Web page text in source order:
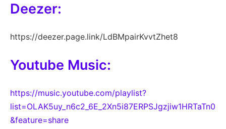
Deezer:
https://deezer.page.link/LdBMpairKvvtZhet8
Youtube Music:
https://music.youtube.com/playlist?
list=OLAK5uy_n6c2_6E_2Xn5i87ERPSJgzjiw1HRTaTn0
&feature=share